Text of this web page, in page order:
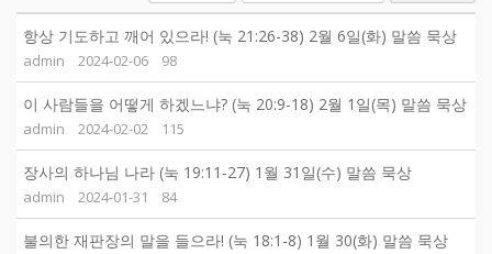
항상 기도하고 깨어 있으라! (눅 21:26-38) 2월 6일(화) 말씀 묵상
admin 2024-02-06 98
이 사람들을 어떻게 하겠느냐? (눅 20:9-18) 2월 1일(목) 말씀 묵상
admin 2024-02-02 115
장사의 하나님 나라 (눅 19:11-27) 1월 31일(수) 말씀 묵상
admin 2024-01-31 84
불의한 재판장의 말을 들으라! (눅 18:1-8) 1월 30(화) 말씀 묵상